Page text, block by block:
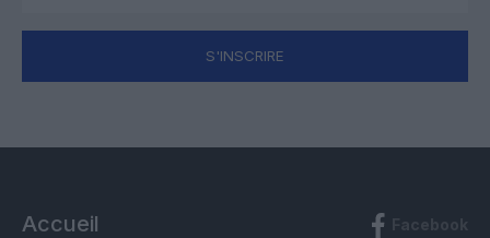
S'INSCRIRE
Accueil